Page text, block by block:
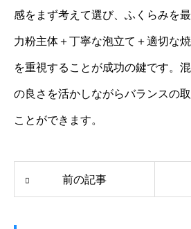
感をまず考えて選び、ふくらみを
力粉主体＋丁寧な泡立て＋適切な
を重視することが成功の鍵です。
の良さを活かしながらバランスの
ことができます。
前の記事